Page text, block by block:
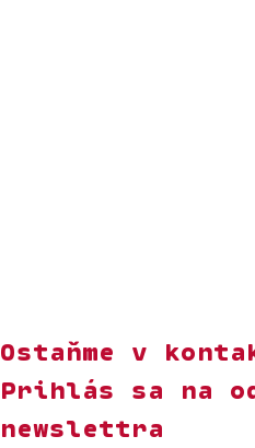
Ostaňme v
Prihlás sa na
newslettra